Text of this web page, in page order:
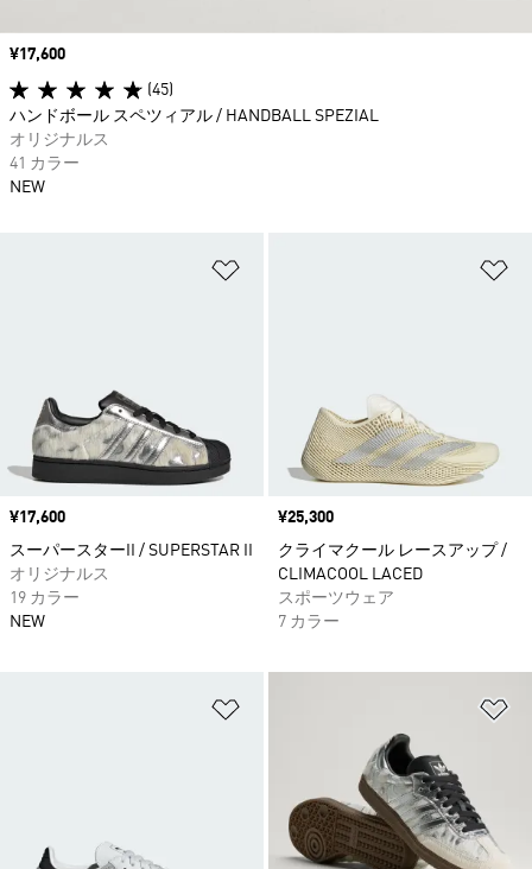
価格
¥17,600
スーパースターII / SUPERSTAR II
オリジナルス
19 カラー
NEW
価格
¥25,300
クライマクール レースアップ /
CLIMACOOL LACED
スポーツウェア
7 カラー
価格
¥17,600
(45)
ハンドボール スペツィアル / HANDBALL SPEZIAL
オリジナルス
41 カラー
NEW